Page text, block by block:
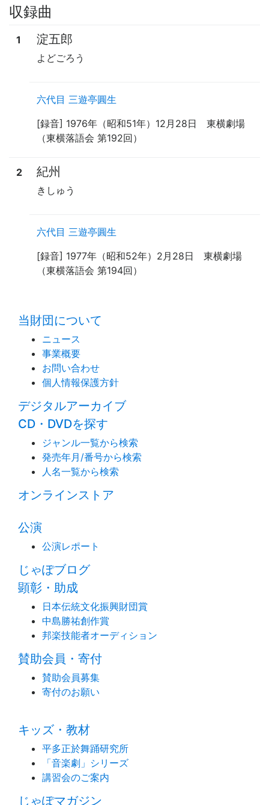
収録曲
1 淀五郎
よどごろう
六代目 三遊亭圓生
[録音] 1976年（昭和51年）12月28日 東横劇場
（東横落語会 第192回）
2 紀州
きしゅう
六代目 三遊亭圓生
[録音] 1977年（昭和52年）2月28日 東横劇場
（東横落語会 第194回）
当財団について
ニュース
事業概要
お問い合わせ
個人情報保護方針
デジタルアーカイブ
CD・DVDを探す
ジャンル一覧から検索
発売年月/番号から検索
人名一覧から検索
オンラインストア
公演
公演レポート
じゃぽブログ
顕彰・助成
日本伝統文化振興財団賞
中島勝祐創作賞
邦楽技能者オーディション
賛助会員・寄付
賛助会員募集
寄付のお願い
キッズ・教材
平多正於舞踊研究所
「音楽劇」シリーズ
講習会のご案内
じゃぽマガジン